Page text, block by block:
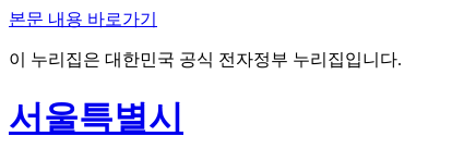
본문 내용 바로가기
이 누리집은 대한민국 공식 전자정부 누리집입니다.
서울특별시